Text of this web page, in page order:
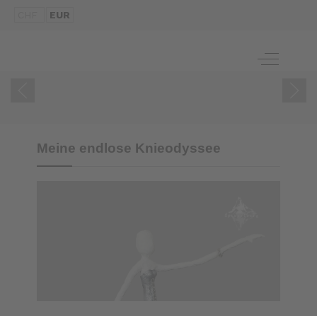
EUR
Off-
Meine endlose Knieodyssee